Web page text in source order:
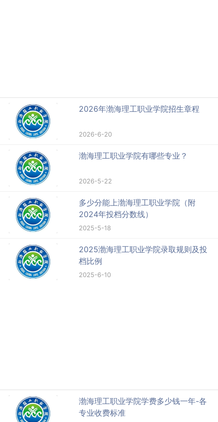
2026年渤海理工职业学院招生章程
2026-6-20
渤海理工职业学院有哪些专业？
2026-5-22
多少分能上渤海理工职业学院（附
2024年投档分数线）
2025-5-18
2025渤海理工职业学院录取规则及投
档比例
2025-6-10
渤海理工职业学院学费多少钱一年-各
专业收费标准